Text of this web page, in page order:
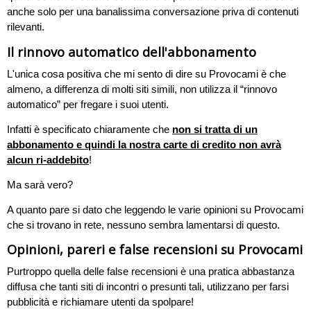
anche solo per una banalissima conversazione priva di contenuti
rilevanti.
Il rinnovo automatico dell'abbonamento
L'unica cosa positiva che mi sento di dire su Provocami è che
almeno, a differenza di molti siti simili, non utilizza il “rinnovo
automatico” per fregare i suoi utenti.
Infatti è specificato chiaramente che non si tratta di un
abbonamento e quindi la nostra carte di credito non avrà
alcun ri-addebito!
Ma sarà vero?
A quanto pare si dato che leggendo le varie opinioni su Provocami
che si trovano in rete, nessuno sembra lamentarsi di questo.
Opinioni, pareri e false recensioni su Provocami
Purtroppo quella delle false recensioni è una pratica abbastanza
diffusa che tanti siti di incontri o presunti tali, utilizzano per farsi
pubblicità e richiamare utenti da spolpare!